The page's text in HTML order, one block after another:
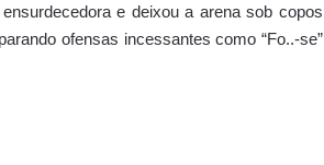
e deixou a arena sob copos
ofensas incessantes como “Fo..-se”